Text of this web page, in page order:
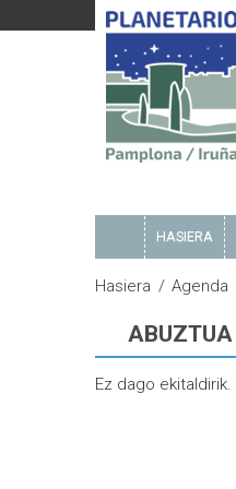
HASIERA
Hasiera Agenda
ABUZTUA
Ez dago ekitaldirik.